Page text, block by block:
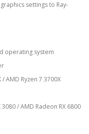
settings to Ray-
operating system
AMD Ryzen 7 3700X
3080 / AMD Radeon RX 6800